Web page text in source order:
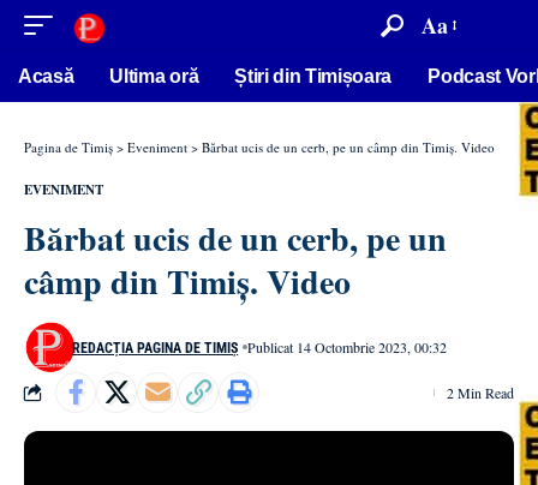
conținut Aa
Acasă Ultima oră Știri din Timișoara Podcast
Pagina de Timiș > Eveniment > Bărbat ucis de un cerb, pe un câmp din Timiș. Video
EVENIMENT
Bărbat ucis de un cerb, pe un
câmp din Timiș. Video
REDACȚIA PAGINA DE TIMIȘ Publicat 14 Octombrie 2023, 00:32
2 Min Read